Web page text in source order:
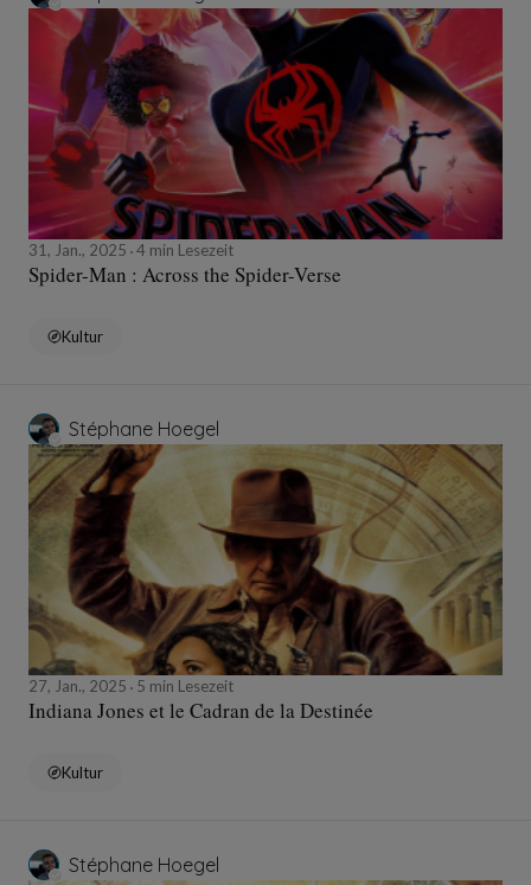
31, Jan., 2025 4 min Lesezeit
Spider-Man : Across the Spider-Verse
Kultur
Stéphane Hoegel
27, Jan., 2025 5 min Lesezeit
Indiana Jones et le Cadran de la Destinée
Kultur
Stéphane Hoegel